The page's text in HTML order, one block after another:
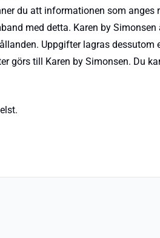
du att informationen som
med detta. Karen by
Uppgifter lagras
görs till Karen by Simonsen. Du